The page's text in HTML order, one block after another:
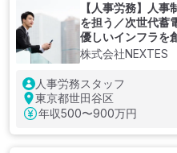
【人事労務】人
を担う／次世代蓄
優しいインフラを
株式会社NEXTES
人事労務スタッフ
東京都世田谷区
年収500〜900万円